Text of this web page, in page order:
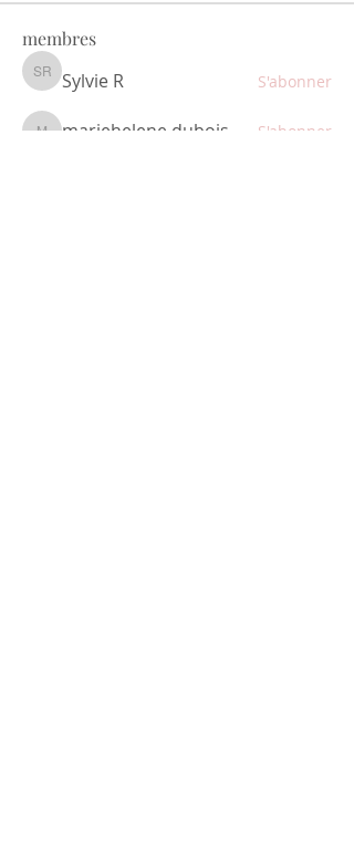
membres
Sylvie RSylvie R S'abonner
mariehelene.dubois S'abonner